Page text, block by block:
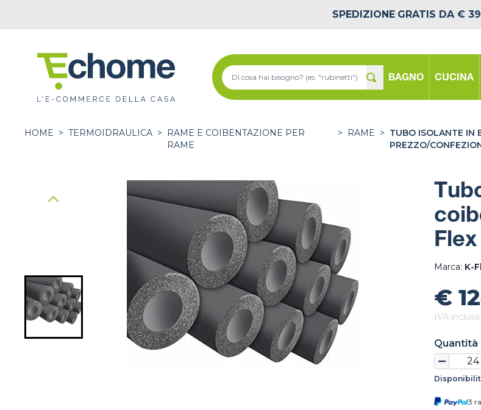
SPEDIZIONE GRATIS DA €
BAGNO CUCINA
HOME > TERMOIDRAULICA >
RAME E COIBENTAZIONE PER
RAME
> RAME > TUBO ISOLANTE IN
PREZZO/
Marca: K-
€
IVA inclusa
Quantità
3